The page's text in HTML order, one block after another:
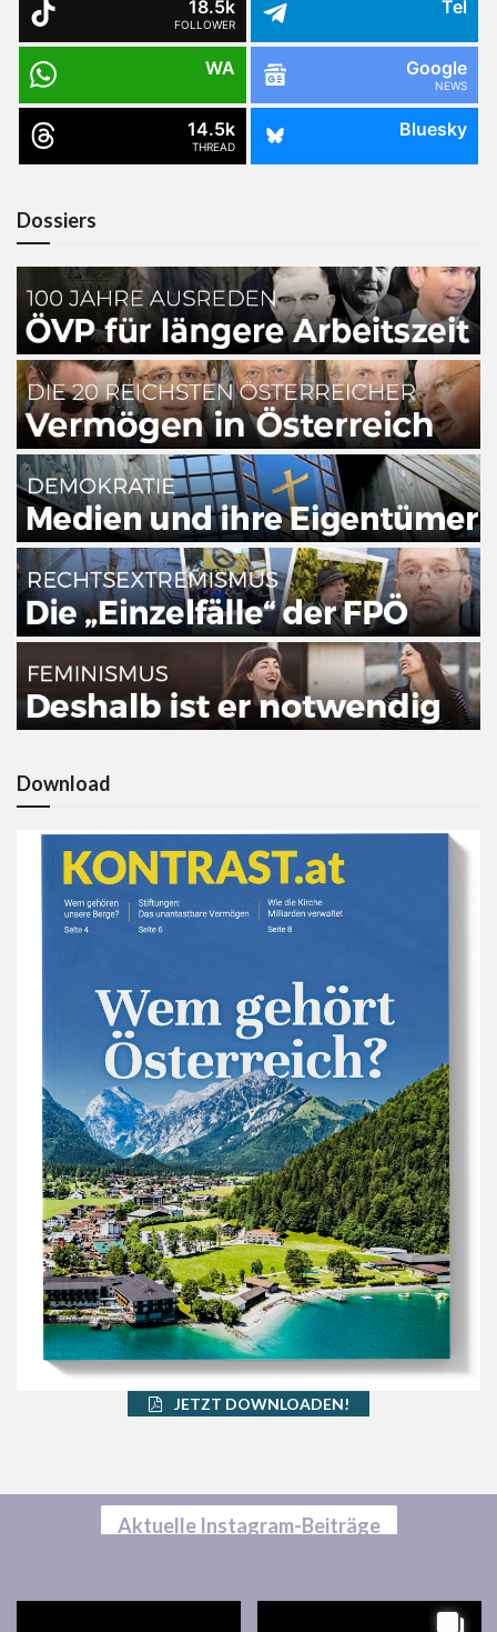
18.5k
FOLLOWER
Tel
WA Google
NEWS
14.5k
THREAD
Bluesky
Dossiers
Download
JETZT DOWNLOADEN!
Aktuelle Instagram-Beiträge